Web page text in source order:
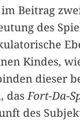
Beitrag
des
Kindes,
dieser
das Fort-Da-
des